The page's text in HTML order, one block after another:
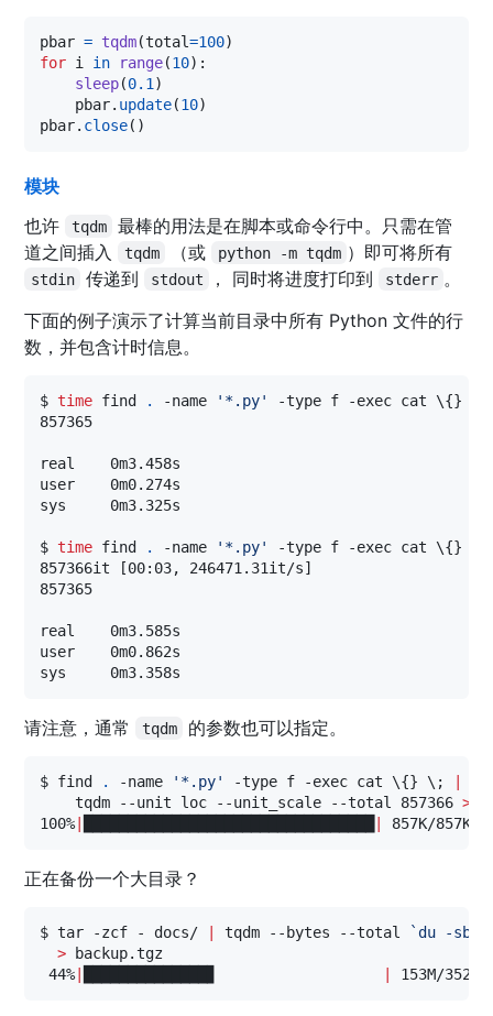
pbar = tqdm(total=100
for i in range(10):
sleep(0.1 )
pbar. update(10
pbar. close()
模块
也许
tqdm
最棒的用法是在脚本或命令行中。只需在管
道之间插入
tqdm （或 python -m tqdm ）即可将所有
stdin 传递到 stdout ， 同时将进度打印到 stderr 。
下面的例子演示了计算当前目录中所有 Python 文件的行
数，并包含计时信息。
$ time find . -name ' *.py' -type f -exec cat \{}
857365
real    0m3.458s
user    0m0.274s
sys     0m3.325s
$ time find . -name ' *.py' -type f -exec cat \{}
857366it [00:03, 246471.31it/s]
857365
real    0m3.585s
user    0m0.862s
sys     0m3.358s
请注意，通常 tqdm 的参数也可以指定。
$ find . -name ' *.py' -type f -exec cat \{} \;
|
    tqdm --unit loc --unit_scale --total 857366
>>
100%| | 857K/857K
正在备份一个大目录？
$ tar -zcf - docs/ | tqdm --bytes --total `du -sb
> backup.tgz
44%| | 153M/